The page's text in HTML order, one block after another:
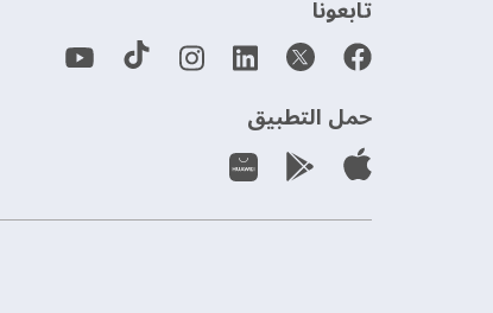
‫تابعونا‬
حمل التطبيق